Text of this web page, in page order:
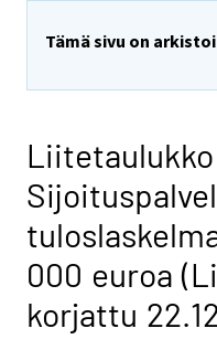
Tämä sivu on
Liitetaulukko
000 euroa
korjattu